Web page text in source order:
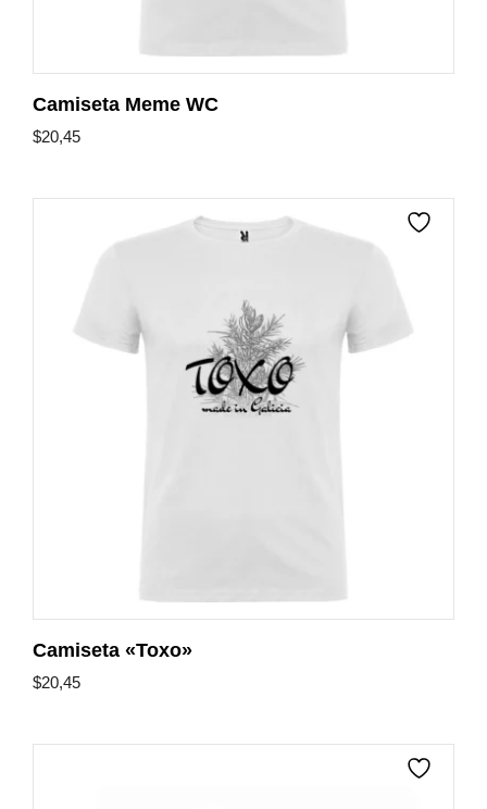
Camiseta Meme WC
$20,45
Camiseta «Toxo»
$20,45